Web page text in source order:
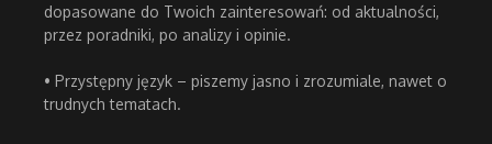
dopasowane do Twoich zainteresowań: od aktualności,
przez poradniki, po analizy i opinie.
• Przystępny język – piszemy jasno i zrozumiale, nawet o
trudnych tematach.